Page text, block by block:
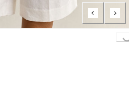
Loading...